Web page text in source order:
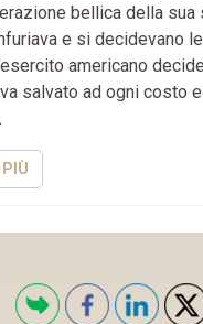
bellica della sua
e si decidevano
americano
salvato ad ogni costo
PIÙ